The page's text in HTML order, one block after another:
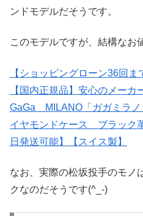
ンドモデルだそうです。
このモデルですが、結構なお
【ショッピングローン36回ま
【国内正規品】安心のメー
GaGa MILANO「ガガミラ
イヤモンドケース ブラ
日発送可能】【スイス製】
なお、実際の松坂投手のモノ
クなのだそうです(^_-)